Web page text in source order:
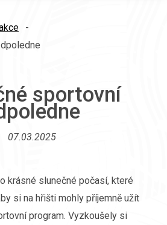
-
sportovní
07.03.2025
krásné slunečné počasí, které
si na hřišti mohly příjemně užít
program. Vyzkoušely si